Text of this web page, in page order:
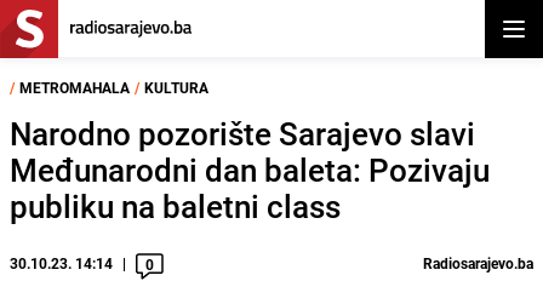
/ METROMAHALA / KULTURA
Narodno pozorište Sarajevo slavi
Međunarodni dan baleta: Pozivaju
publiku na baletni class
30.10.23. 14:14 0 Radiosarajevo.ba